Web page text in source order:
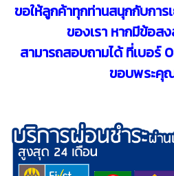
ขอให้ลูกค้าทุกท่านสนุกกับการ
ของเรา หากมีข้อส
สามารถสอบถามได้ ที่เบอร์
ขอบพระคุ